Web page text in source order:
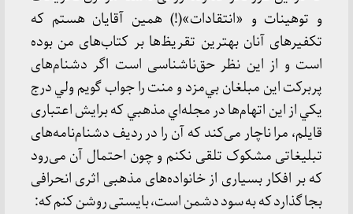
و توهینات و «انتقادات»(!) همین آقایان هستم که
تکفیرهای آنان بهترین تقریظ‌ها بر کتاب‌های من بوده
است و از این نظر حق‌ناشناسی است اگر دشنام‌های
پربرکت این مبلغان بي‌مزد و منت را جواب گويم ولي درج
يكي از اين اتهام‌ها در مجله‌اي مذهبي که برایش اعتباری
قایلم، مرا ناچار می‌کند که آن را در ردیف دشنام‌نامه‌های
تبلیغاتی مشکوک تلقی نکنم و چون احتمال آن می‌رود
که بر افکار بسیاری از خانواده‌های مذهبی اثری انحرافی
بجا گذارد که به سود دشمن است، بایستی روشن کنم که: